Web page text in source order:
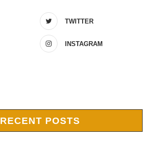
TWITTER
INSTAGRAM
RECENT POSTS